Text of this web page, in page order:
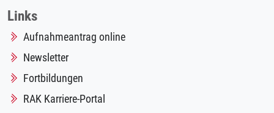
Links
Aufnahmeantrag online
Newsletter
Fortbildungen
RAK Karriere-Portal